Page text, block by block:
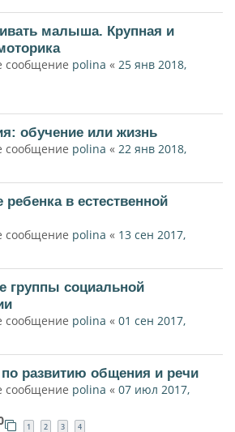
малыша. Крупная и
сообщение polina « 25 янв 2018,
обучение или жизнь
сообщение polina « 22 янв 2018,
ребенка в естественной
сообщение polina « 13 сен 2017,
группы социальной
сообщение polina « 01 сен 2017,
развитию общения и речи
сообщение polina « 07 июл 2017,
1 2 3 4